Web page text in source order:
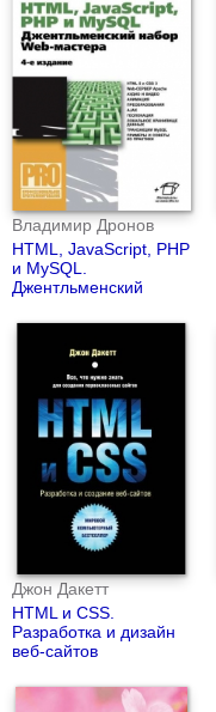
Владимир Дронов
HTML, JavaScript, PHP
и MySQL.
Джентльменский
(4-е издание)
Джон Дакетт
HTML и CSS.
Разработка и дизайн
веб-сайтов